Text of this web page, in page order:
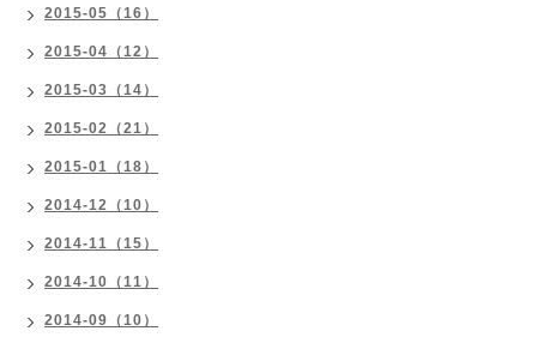
2015-05（16）
2015-04（12）
2015-03（14）
2015-02（21）
2015-01（18）
2014-12（10）
2014-11（15）
2014-10（11）
2014-09（10）